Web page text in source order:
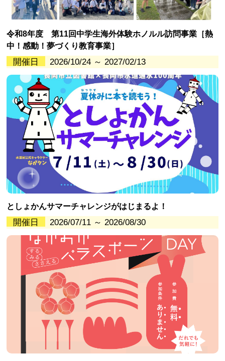
令和8年度 第11回中学生海外体験ホノルル訪問事業［熱
中！感動！夢づくり教育事業］
開催日 2026/10/24 ～ 2027/02/13
としょかんサマーチャレンジがはじまるよ！
開催日 2026/07/11 ～ 2026/08/30